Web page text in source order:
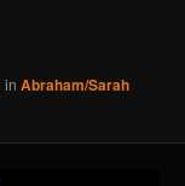
inAbraham/Sarah